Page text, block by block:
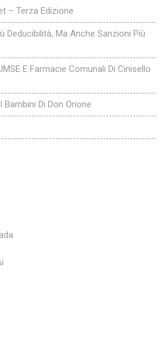
– Terza Edizione
Deducibilità, Ma Anche Sanzioni Più
E Farmacie Comunali Di Cinisello
Di Don Orione